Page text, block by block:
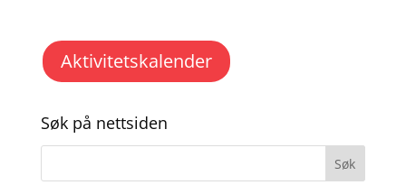
Aktivitetskalender
Søk på nettsiden